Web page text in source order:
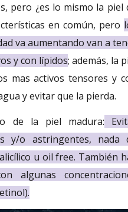
pero ¿es lo mismo la piel
en común, pero
va aumentando van a
y con lípidos; además, la
mas activos tensores y
y evitar que la pierda.
de la piel madura:
y/o astringentes, nada
u oil free. También
algunas